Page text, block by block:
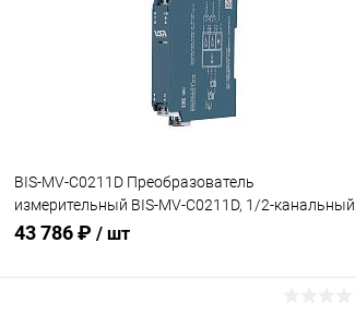
Сравнение
Под заказ
BIS-MV-C0211D Преобразователь
измерительный BIS-MV-C0211D, 1/2-канальный
(0…50 мВ)
43 786 ₽ / шт